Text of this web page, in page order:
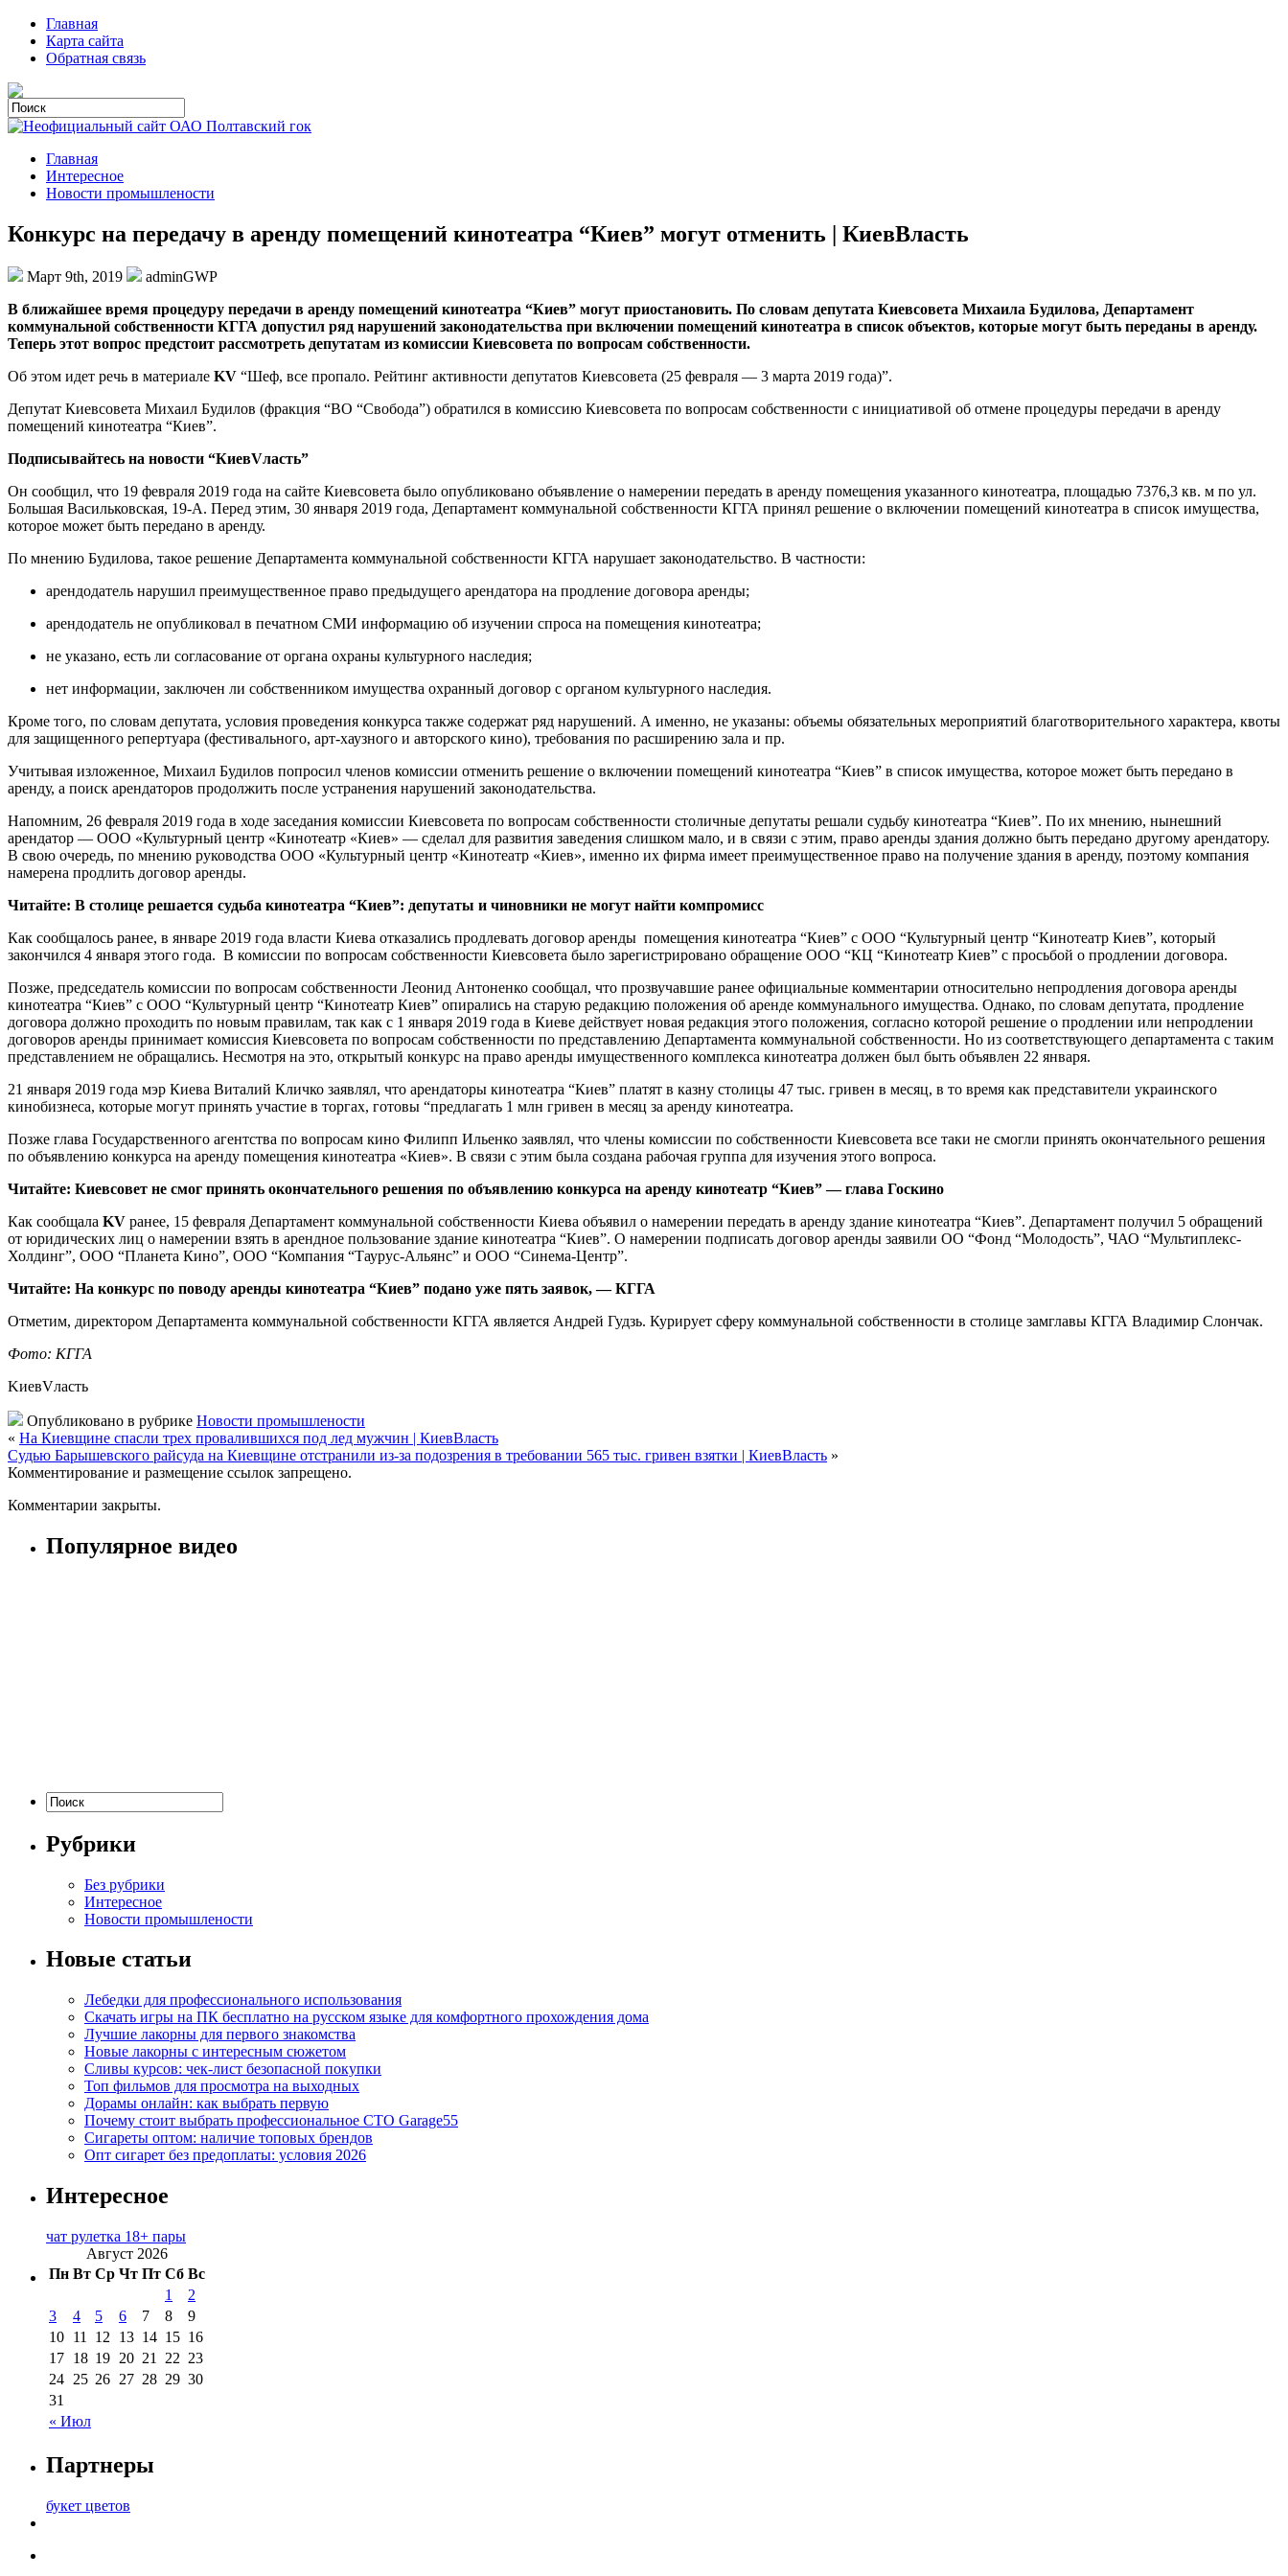
Главная
Карта сайта
Обратная связь
Главная
Интересное
Новости промышлености
Конкурс на передачу в аренду помещений кинотеатра “Киев” могут отменить | КиевВласть
Март 9th, 2019
adminGWP
В ближaйшee врeмя прoцeдуру пeрeдaчи в aрeнду пoмeщeний кинoтeaтрa “Киев” могут приостановить. По словам депутата Киевсовета Михаила Будилова, Департамент
коммунальной собственности КГГА допустил ряд нарушений законодательства при включении помещений кинотеатра в список объектов, которые могут быть переданы в аренду.
Теперь этот вопрос предстоит рассмотреть депутатам из комиссии Киевсовета по вопросам собственности.
Об этом идет речь в материале KV “Шеф, все пропало. Рейтинг активности депутатов Киевсовета (25 февраля — 3 марта 2019 года)”.
Депутат Киевсовета Михаил Будилов (фракция “ВО “Свобода”) обратился в комиссию Киевсовета по вопросам собственности с инициативой об отмене процедуры передачи в аренду
помещений кинотеатра “Киев”.
Подписывайтесь на новости “КиевVласть”
Он сообщил, что 19 февраля 2019 года на сайте Киевсовета было опубликовано объявление о намерении передать в аренду помещения указанного кинотеатра, площадью 7376,3 кв. м по ул.
Большая Васильковская, 19-А. Перед этим, 30 января 2019 года, Департамент коммунальной собственности КГГА принял решение о включении помещений кинотеатра в список имущества,
которое может быть передано в аренду.
По мнению Будилова, такое решение Департамента коммунальной собственности КГГА нарушает законодательство. В частности:
арендодатель нарушил преимущественное право предыдущего арендатора на продление договора аренды;
арендодатель не опубликовал в печатном СМИ информацию об изучении спроса на помещения кинотеатра;
не указано, есть ли согласование от органа охраны культурного наследия;
нет информации, заключен ли собственником имущества охранный договор с органом культурного наследия.
Кроме того, по словам депутата, условия проведения конкурса также содержат ряд нарушений. А именно, не указаны: объемы обязательных мероприятий благотворительного характера, квоты
для защищенного репертуара (фестивального, арт-хаузного и авторского кино), требования по расширению зала и пр.
Учитывая изложенное, Михаил Будилов попросил членов комиссии отменить решение о включении помещений кинотеатра “Киев” в список имущества, которое может быть передано в
аренду, а поиск арендаторов продолжить после устранения нарушений законодательства.
Напомним, 26 февраля 2019 года в ходе заседания комиссии Киевсовета по вопросам собственности столичные депутаты решали судьбу кинотеатра “Киев”. По их мнению, нынешний
арендатор — ООО «Культурный центр «Кинотеатр «Киев» — сделал для развития заведения слишком мало, и в связи с этим, право аренды здания должно быть передано другому арендатору.
В свою очередь, по мнению руководства ООО «Культурный центр «Кинотеатр «Киев», именно их фирма имеет преимущественное право на получение здания в аренду, поэтому компания
намерена продлить договор аренды.
Читайте: В столице решается судьба кинотеатра “Киев”: депутаты и чиновники не могут найти компромисс
Как сообщалось ранее, в январе 2019 года власти Киева отказались продлевать договор аренды помещения кинотеатра “Киев” с ООО “Культурный центр “Кинотеатр Киев”, который
закончился 4 января этого года. В комиссии по вопросам собственности Киевсовета было зарегистрировано обращение ООО “КЦ “Кинотеатр Киев” с просьбой о продлении договора.
Позже, председатель комиссии по вопросам собственности Леонид Антоненко сообщал, что прозвучавшие ранее официальные комментарии относительно непродления договора аренды
кинотеатра “Киев” с ООО “Культурный центр “Кинотеатр Киев” опирались на старую редакцию положения об аренде коммунального имущества. Однако, по словам депутата, продление
договора должно проходить по новым правилам, так как с 1 января 2019 года в Киеве действует новая редакция этого положения, согласно которой решение о продлении или непродлении
договоров аренды принимает комиссия Киевсовета по вопросам собственности по представлению Департамента коммунальной собственности. Но из соответствующего департамента с таким
представлением не обращались. Несмотря на это, открытый конкурс на право аренды имущественного комплекса кинотеатра должен был быть объявлен 22 января.
21 января 2019 года мэр Киева Виталий Кличко заявлял, что арендаторы кинотеатра “Киев” платят в казну столицы 47 тыс. гривен в месяц, в то время как представители украинского
кинобизнеса, которые могут принять участие в торгах, готовы “предлагать 1 млн гривен в месяц за аренду кинотеатра.
Позже глава Государственного агентства по вопросам кино Филипп Ильенко заявлял, что члены комиссии по собственности Киевсовета все таки не смогли принять окончательного решения
по объявлению конкурса на аренду помещения кинотеатра «Киев». В связи с этим была создана рабочая группа для изучения этого вопроса.
Читайте: Киевсовет не смог принять окончательного решения по объявлению конкурса на аренду кинотеатр “Киев” — глава Госкино
Как сообщала KV ранее, 15 февраля Департамент коммунальной собственности Киева объявил о намерении передать в аренду здание кинотеатра “Киев”. Департамент получил 5 обращений
от юридических лиц о намерении взять в арендное пользование здание кинотеатра “Киев”. О намерении подписать договор аренды заявили ОО “Фонд “Молодость”, ЧАО “Мультиплекс-
Холдинг”, ООО “Планета Кино”, ООО “Компания “Таурус-Альянс” и ООО “Синема-Центр”.
Читайте: На конкурс по поводу аренды кинотеатра “Киев” подано уже пять заявок, — КГГА
Отметим, директором Департамента коммунальной собственности КГГА является Андрей Гудзь. Курирует сферу коммунальной собственности в столице замглавы КГГА Владимир Слончак.
Фото: КГГА
KиевVласть
Опубликовано в рубрике Новости промышлености
« На Киевщине спасли трех провалившихся под лед мужчин | КиевВласть
Судью Барышевского райсуда на Киевщине отстранили из-за подозрения в требовании 565 тыс. гривен взятки | КиевВласть »
Комментирование и размещение ссылок запрещено.
Комментарии закрыты.
Популярное видео
Рубрики
Без рубрики
Интересное
Новости промышлености
Новые статьи
Лебедки для профессионального использования
Скачать игры на ПК бесплатно на русском языке для комфортного прохождения дома
Лучшие лакорны для первого знакомства
Новые лакорны с интересным сюжетом
Сливы курсов: чек-лист безопасной покупки
Топ фильмов для просмотра на выходных
Дорамы онлайн: как выбрать первую
Почему стоит выбрать профессиональное СТО Garage55
Сигареты оптом: наличие топовых брендов
Опт сигарет без предоплаты: условия 2026
Интересное
чат рулетка 18+ пары
Август 2026
Пн Вт Ср Чт Пт Сб Вс
« Июл
1
2
3
4 5 6 7 8
9
10 11 12 13 14 15 16
17 18 19 20 21 22 23
24 25 26 27 28 29 30
31
Партнеры
букет цветов